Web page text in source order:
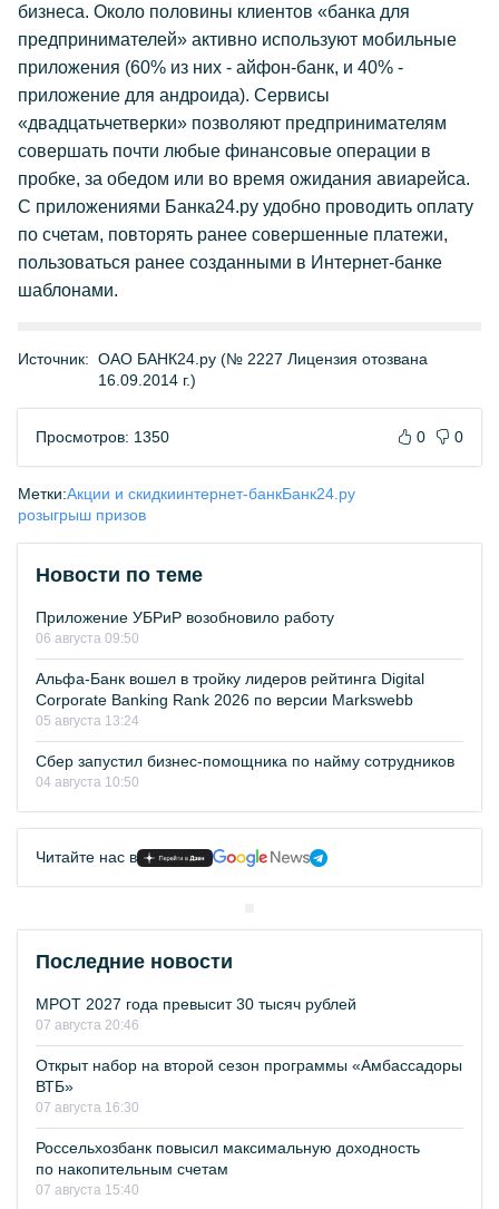
бизнеса. Около половины клиентов «банка для
предпринимателей» активно используют мобильные
приложения (60% из них - айфон-банк, и 40% -
приложение для андроида). Сервисы
«двадцатьчетверки» позволяют предпринимателям
совершать почти любые финансовые операции в
пробке, за обедом или во время ожидания авиарейса.
С приложениями Банка24.ру удобно проводить оплату
по счетам, повторять ранее совершенные платежи,
пользоваться ранее созданными в Интернет-банке
шаблонами.
Источник: ОАО БАНК24.ру (№ 2227 Лицензия отозвана
16.09.2014 г.)
Просмотров: 1350 0 0
Метки:Акции и скидкиинтернет-банкБанк24.ру
розыгрыш призов
Новости по теме
Приложение УБРиР возобновило работу
06 августа 09:50
Альфа-Банк вошел в тройку лидеров рейтинга Digital
Corporate Banking Rank 2026 по версии Markswebb
05 августа 13:24
Сбер запустил бизнес-помощника по найму сотрудников
04 августа 10:50
Читайте нас в
Последние новости
МРОТ 2027 года превысит 30 тысяч рублей
07 августа 20:46
Открыт набор на второй сезон программы «Амбассадоры
ВТБ»
07 августа 16:30
Россельхозбанк повысил максимальную доходность
по накопительным счетам
07 августа 15:40